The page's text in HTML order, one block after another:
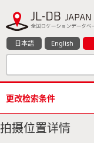
日本語 English
更改检索条件
拍摄位置详情